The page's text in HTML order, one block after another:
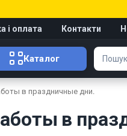
і оплата Контакти
Каталог
в праздничные дни.
в